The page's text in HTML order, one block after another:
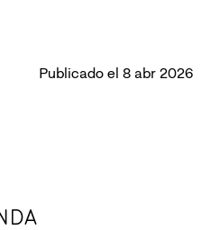
Publicado el 8 abr 2026